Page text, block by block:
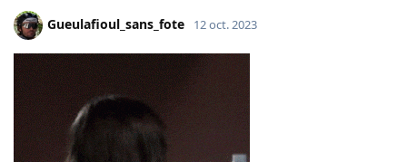
Gueulafioul_sans_fote 12 oct. 2023